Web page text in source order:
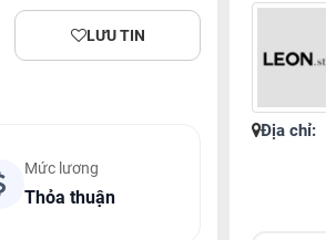
LƯU TIN
Mức lương
Thỏa thuận
Địa chỉ: